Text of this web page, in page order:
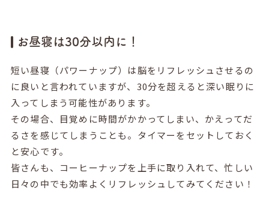
お昼寝は30分以内に！
短い昼寝（パワーナップ）は脳をリフレッシュさせるの
に良いと言われていますが、30分を超えると深い眠りに
入ってしまう可能性があります。
その場合、目覚めに時間がかかってしまい、かえってだ
るさを感じてしまうことも。タイマーをセットしておく
と安心です。
皆さんも、コーヒーナップを上手に取り入れて、忙しい
日々の中でも効率よくリフレッシュしてみてください！